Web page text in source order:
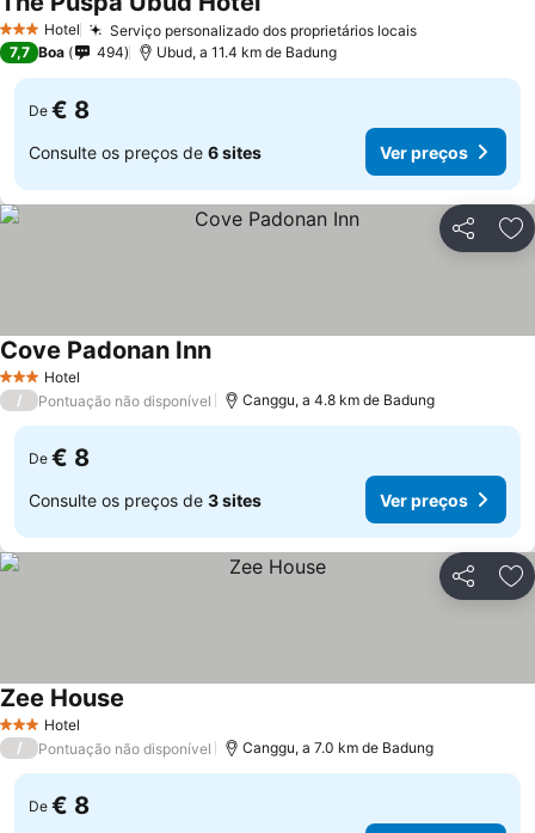
3 EstrelasHotel Serviço personalizado dos proprietários locaisVer preços
Ver preços
7,7 Boa 494 Ubud, a 11.4 km de Badung
De € 8
Consulte os preços de 6 sites Ver preços
Partilhar
3 EstrelasHotel
Cove Padonan InnVer preços
/ Pontuação não disponível Canggu, a 4.8 km de Badung
De € 8
Consulte os preços de 3 sites Ver preços
Partilhar
3 EstrelasHotel
Zee House
/ Pontuação não disponível Canggu, a 7.0 km de Badung
De € 8